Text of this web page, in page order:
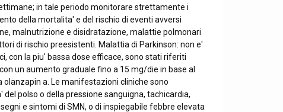
in tale periodo monitorare strettamente i
della mortalita' e del rischio di eventi avversi
malnutrizione e disidratazione, malattie polmonari
di rischio preesistenti. Malattia di Parkinson: non e'
con la piu' bassa dose efficace, sono stati riferiti
un aumento graduale fino a 15 mg/die in base al
a. Le manifestazioni cliniche sono
polso o della pressione sanguigna, tachicardia,
e sintomi di SMN, o di inspiegabile febbre elevata